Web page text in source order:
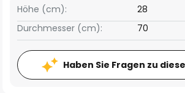
Höhe (cm):
28
Durchmesser (cm):
70
Haben Sie Fragen zu